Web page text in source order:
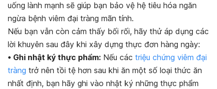
uống lành mạnh sẽ giúp bạn bảo vệ hệ tiêu hóa ngăn
ngừa bệnh viêm đại tràng mãn tính.
Nếu bạn vẫn còn cảm thấy bối rối, hãy thử áp dụng các
lời khuyên sau đây khi xây dựng thực đơn hàng ngày:
• Ghi nhật ký thực phẩm: Nếu các triệu chứng viêm đại
tràng trở nên tồi tệ hơn sau khi ăn một số loại thức ăn
nhất định, bạn hãy ghi vào nhật ký những thực phẩm